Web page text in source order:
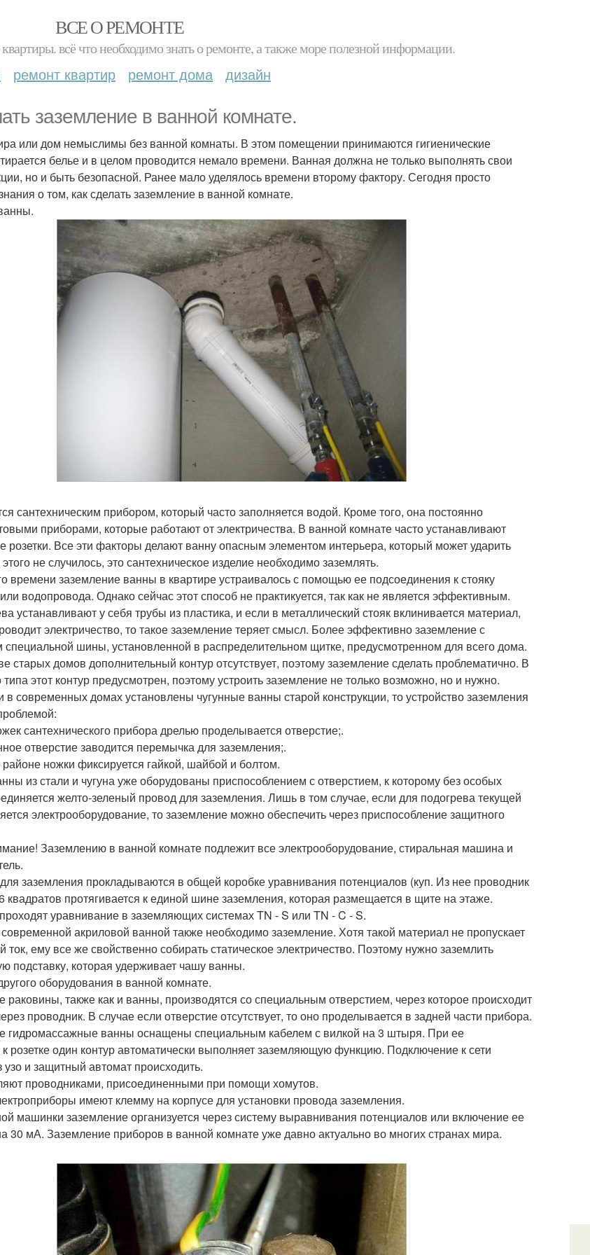
ВСЕ О РЕМОНТЕ
всё что необходимо знать о ремонте, а также море полезной информации.
ремонт квартир ремонт дома дизайн
заземление в ванной комнате.
или дом немыслимы без ванной комнаты. В этом помещении принимаются гигиенические
белье и в целом проводится немало времени. Ванная должна не только выполнять свои
но и быть безопасной. Ранее мало уделялось времени второму фактору. Сегодня просто
о том, как сделать заземление в ванной комнате.
сантехническим прибором, который часто заполняется водой. Кроме того, она постоянно
приборами, которые работают от электричества. В ванной комнате часто устанавливают
розетки. Все эти факторы делают ванну опасным элементом интерьера, который может ударить
не случилось, это сантехническое изделие необходимо заземлять.
времени заземление ванны в квартире устраивалось с помощью ее подсоединения к стояку
водопровода. Однако сейчас этот способ не практикуется, так как не является эффективным.
устанавливают у себя трубы из пластика, и если в металлический стояк вклинивается материал,
электричество, то такое заземление теряет смысл. Более эффективно заземление с
шины, установленной в распределительном щитке, предусмотренном для всего дома.
старых домов дополнительный контур отсутствует, поэтому заземление сделать проблематично. В
этот контур предусмотрен, поэтому устроить заземление не только возможно, но и нужно.
в современных домах установлены чугунные ванны старой конструкции, то устройство заземления
сантехнического прибора дрелью проделывается отверстие;.
отверстие заводится перемычка для заземления;.
ножки фиксируется гайкой, шайбой и болтом.
из стали и чугуна уже оборудованы приспособлением с отверстием, к которому без особых
желто-зеленый провод для заземления. Лишь в том случае, если для подогрева текущей
электрооборудование, то заземление можно обеспечить через приспособление защитного
Заземлению в ванной комнате подлежит все электрооборудование, стиральная машина и
заземления прокладываются в общей коробке уравнивания потенциалов (куп. Из нее проводник
квадратов протягивается к единой шине заземления, которая размещается в щите на этаже.
уравнивание в заземляющих системах TN - S или TN - C - S.
акриловой ванной также необходимо заземление. Хотя такой материал не пропускает
ток, ему все же свойственно собирать статическое электричество. Поэтому нужно заземлить
подставку, которая удерживает чашу ванны.
оборудования в ванной комнате.
также как и ванны, производятся со специальным отверстием, через которое происходит
проводник. В случае если отверстие отсутствует, то оно проделывается в задней части прибора.
гидромассажные ванны оснащены специальным кабелем с вилкой на 3 штыря. При ее
розетке один контур автоматически выполняет заземляющую функцию. Подключение к сети
и защитный автомат происходить.
проводниками, присоединенными при помощи хомутов.
имеют клемму на корпусе для установки провода заземления.
машинки заземление организуется через систему выравнивания потенциалов или включение ее
30 мА. Заземление приборов в ванной комнате уже давно актуально во многих странах мира.